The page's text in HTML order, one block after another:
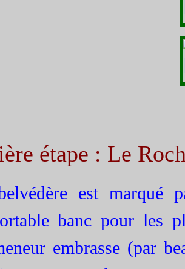
étape : Le
est marqué
banc pour les
embrasse (par